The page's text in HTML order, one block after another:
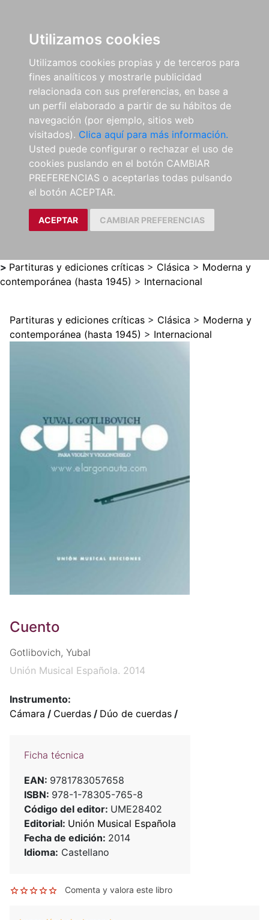
Utilizamos cookies
Utilizamos cookies propias y de terceros para
fines analíticos y mostrarle publicidad
relacionada con sus preferencias, en base a
un perfil elaborado a partir de su hábitos de
navegación (por ejemplo, sitios web
visitados). Clica aquí para más información.
Usted puede configurar o rechazar el uso de
cookies puslando en el botón CAMBIAR
PREFERENCIAS o aceptarlas todas pulsando
el botón ACEPTAR.
ACEPTAR CAMBIAR PREFERENCIAS
> Partituras y ediciones críticas > Clásica > Moderna y
contemporánea (hasta 1945) > Internacional
Partituras y ediciones críticas > Clásica > Moderna y
contemporánea (hasta 1945) > Internacional
Cuento
Gotlibovich, Yubal
Unión Musical Española. 2014
Instrumento:
Cámara / Cuerdas / Dúo de cuerdas /
Ficha técnica
EAN: 9781783057658
ISBN: 978-1-78305-765-8
Código del editor: UME28402
Editorial: Unión Musical Española
Fecha de edición: 2014
Idioma: Castellano
Comenta y valora este libro